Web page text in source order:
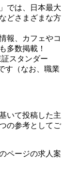
では、日本最大
どさまざまな方
報、カフェやコ
多数掲載！
スタンダー
す（なお、職業
いて投稿した主
の参考としてご
ページの求人案